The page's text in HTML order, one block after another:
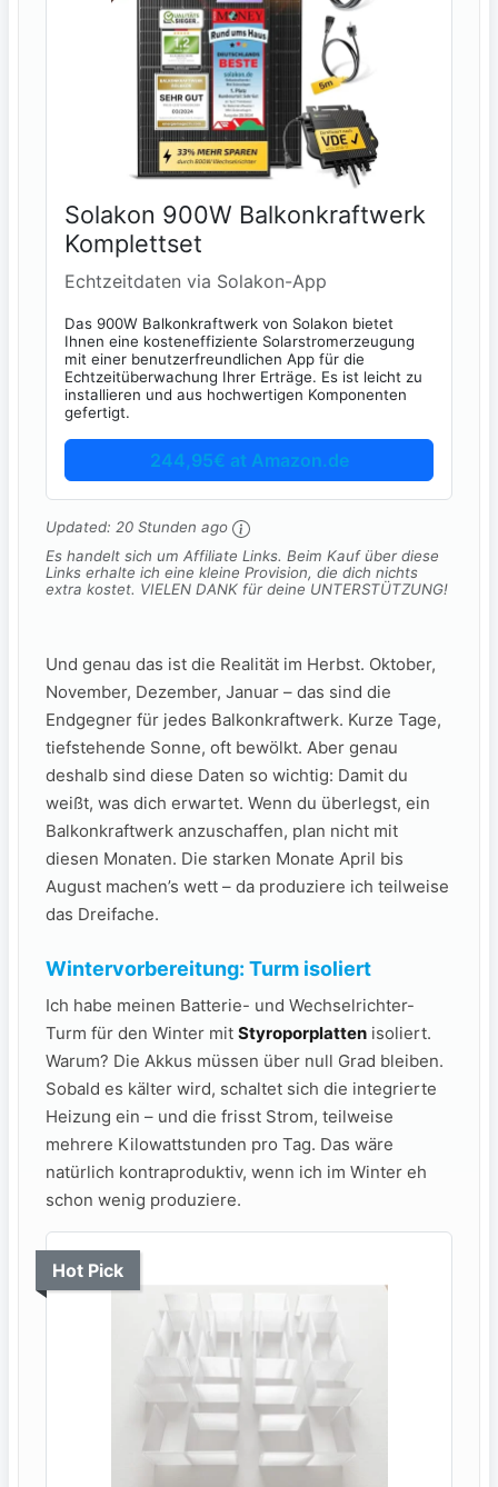
Solakon 900W Balkonkraftwerk
Komplettset
Echtzeitdaten via Solakon-App
Das 900W Balkonkraftwerk von Solakon bietet
Ihnen eine kosteneffiziente Solarstromerzeugung
mit einer benutzerfreundlichen App für die
Echtzeitüberwachung Ihrer Erträge. Es ist leicht zu
installieren und aus hochwertigen Komponenten
gefertigt.
244,95€ at Amazon.de
Updated: 20 Stunden ago
Es handelt sich um Affiliate Links. Beim Kauf über diese
Links erhalte ich eine kleine Provision, die dich nichts
extra kostet. VIELEN DANK für deine UNTERSTÜTZUNG!
Und genau das ist die Realität im Herbst. Oktober,
November, Dezember, Januar – das sind die
Endgegner für jedes Balkonkraftwerk. Kurze Tage,
tiefstehende Sonne, oft bewölkt. Aber genau
deshalb sind diese Daten so wichtig: Damit du
weißt, was dich erwartet. Wenn du überlegst, ein
Balkonkraftwerk anzuschaffen, plan nicht mit
diesen Monaten. Die starken Monate April bis
August machen’s wett – da produziere ich teilweise
das Dreifache.
Wintervorbereitung: Turm isoliert
Ich habe meinen Batterie- und Wechselrichter-
Turm für den Winter mit Styroporplatten isoliert.
Warum? Die Akkus müssen über null Grad bleiben.
Sobald es kälter wird, schaltet sich die integrierte
Heizung ein – und die frisst Strom, teilweise
mehrere Kilowattstunden pro Tag. Das wäre
natürlich kontraproduktiv, wenn ich im Winter eh
schon wenig produziere.
Hot Pick